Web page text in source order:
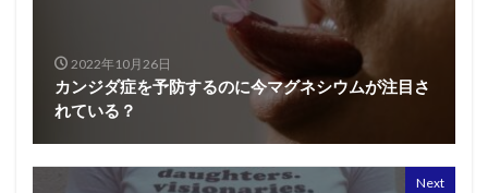
2022年10月26日
カンジダ症を予防するのに今マグネシウムが注目さ
れている？
Next